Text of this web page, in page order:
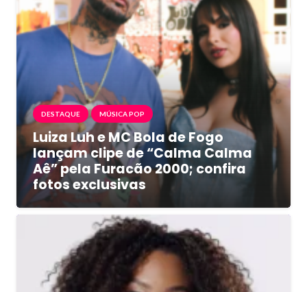
DESTAQUE MÚSICA POP
Luiza Luh e MC Bola de Fogo
lançam clipe de “Calma Calma
Aê” pela Furacão 2000; confira
fotos exclusivas